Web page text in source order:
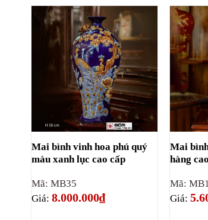
Mai bình vinh hoa phú quý
màu xanh lục cao cấp
Mã: MB35
Giá: 8.000.000₫
Mai
hàng
Mã:
Giá: